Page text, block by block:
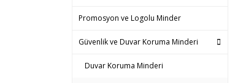
Promosyon ve Logolu Minder
Güvenlik ve Duvar Koruma Minderi
Duvar Koruma Minderi